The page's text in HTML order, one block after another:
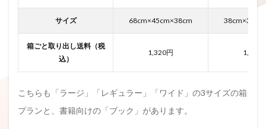
サイズ 68cm×45cm×38cm
箱ごと取り出し送料（税
込）
1,320円 1,100
こちらも「ラージ」「レギュラー」「ワイド」の3サイズの箱
プランと、書籍向けの「ブック」があります。